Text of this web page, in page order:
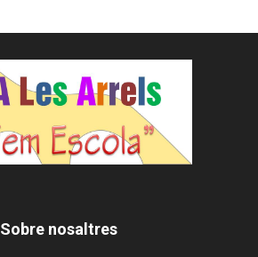
Sobre nosaltres